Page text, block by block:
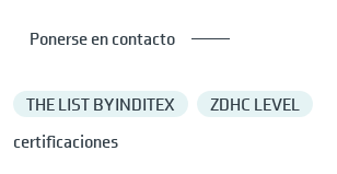
Ponerse en contacto
THE LIST BY INDITEX
ZDHC LEVEL
certificaciones